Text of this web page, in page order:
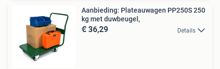
Aanbieding: Plateauwagen PP250S 250
kg met duwbeugel,
€ 36,29 Details